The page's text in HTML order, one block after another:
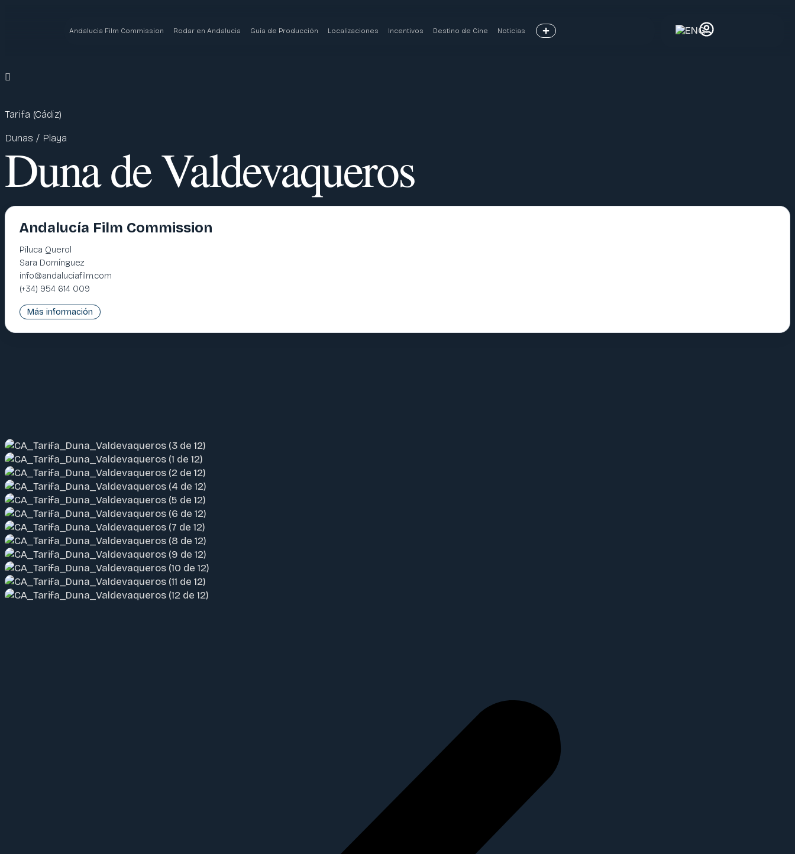
Andalucia Film Commission Rodar en Andalucia Guía de Producción Localizaciones Incentivos Destino de Cine Noticias
Tarifa (Cádiz)
Dunas / Playa
Duna de Valdevaqueros
Andalucía Film Commission
Piluca Querol
Sara Domínguez
info@andaluciafilm.com
(+34) 954 614 009
Más información